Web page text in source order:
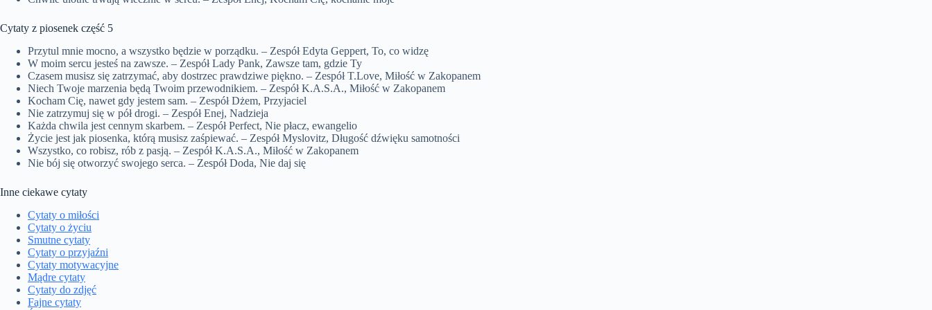
Cytaty z piosenek część 5
Przytul mnie mocno, a wszystko będzie w porządku. – Zespół Edyta Geppert, To, co widzę
W moim sercu jesteś na zawsze. – Zespół Lady Pank, Zawsze tam, gdzie Ty
Czasem musisz się zatrzymać, aby dostrzec prawdziwe piękno. – Zespół T.Love, Miłość w Zakopanem
Niech Twoje marzenia będą Twoim przewodnikiem. – Zespół K.A.S.A., Miłość w Zakopanem
Kocham Cię, nawet gdy jestem sam. – Zespół Dżem, Przyjaciel
Nie zatrzymuj się w pół drogi. – Zespół Enej, Nadzieja
Każda chwila jest cennym skarbem. – Zespół Perfect, Nie płacz, ewangelio
Życie jest jak piosenka, którą musisz zaśpiewać. – Zespół Myslovitz, Długość dźwięku samotności
Wszystko, co robisz, rób z pasją. – Zespół K.A.S.A., Miłość w Zakopanem
Nie bój się otworzyć swojego serca. – Zespół Doda, Nie daj się
Inne ciekawe cytaty
Cytaty o miłości
Cytaty o życiu
Smutne cytaty
Cytaty o przyjaźni
Cytaty motywacyjne
Mądre cytaty
Cytaty do zdjęć
Fajne cytaty